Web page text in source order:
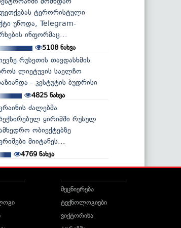
ტერორისტული
უწოდა, Telegram-
ინფორმაც...
5108ნახვა
რუსეთის თავდასხმის
ლიეტუვის საელჩო
- კესტუტის ბუდრისი
4825ნახვა
ძალებმა
ყირიმში რუსულ
ობიექტებზე
მიიტანეს...
4769 ნახვა
მეცნიერება
ტექნოლოგიები
ვიქტორინა